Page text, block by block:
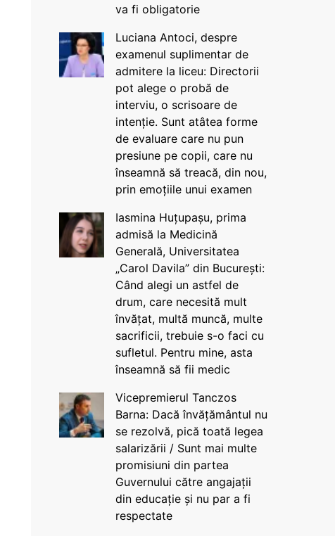
va fi obligatorie
Luciana Antoci, despre
examenul suplimentar de
admitere la liceu: Directorii
pot alege o probă de
interviu, o scrisoare de
intenție. Sunt atâtea forme
de evaluare care nu pun
presiune pe copii, care nu
înseamnă să treacă, din nou,
prin emoțiile unui examen
Iasmina Huțupașu, prima
admisă la Medicină
Generală, Universitatea
„Carol Davila” din București:
Când alegi un astfel de
drum, care necesită mult
învățat, multă muncă, multe
sacrificii, trebuie s-o faci cu
sufletul. Pentru mine, asta
înseamnă să fii medic
Vicepremierul Tanczos
Barna: Dacă învățământul nu
se rezolvă, pică toată legea
salarizării / Sunt mai multe
promisiuni din partea
Guvernului către angajații
din educație și nu par a fi
respectate